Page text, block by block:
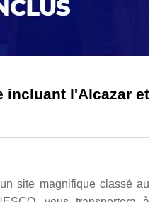
incluant l'Alcazar et
site magnifique classé au